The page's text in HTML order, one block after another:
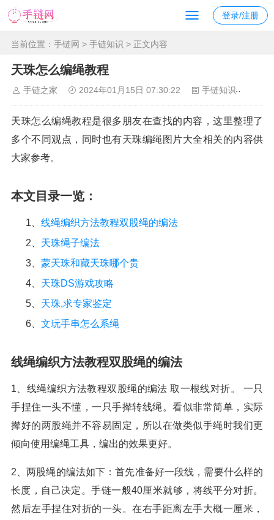
登录/注册
当前位置： 手链网 > 手链知识 > 正文内容
天珠怎么编绳教程
手链之家 2024年01月15日 07:30:22 手链知识
天珠怎么编绳教程是很多朋友在查找的内容，这里整理了
多个不同观点，同时也有天珠编绳图片大全相关的内容供
大家参考。
本文目录一览：
1、 线绳编织方法教程双股绳的编法
2、 天珠绳子编法
3、 蒙天珠和藏天珠哪个贵
4、 天珠DS游戏攻略
5、 天珠,求专家鉴定
6、 文玩手串怎么系绳
线绳编织方法教程双股绳的编法
1、线绳编织方法教程双股绳的编法 取一根线对折。 一只
手捏住一头不懂，一只手撵转线绳。看似非常简单，实际
撵好的两股绳并不容易固定，所以在做类似手绳时我们更
倾向使用编绳工具，编出的效果更好。
2、两股绳的编法如下：首先准备好一段线，需要什么样的
长度，自己决定。手链一般40厘米就够，将线平分对折。
然后左手捏住对折的一头。在右手距离左手大概一厘米，